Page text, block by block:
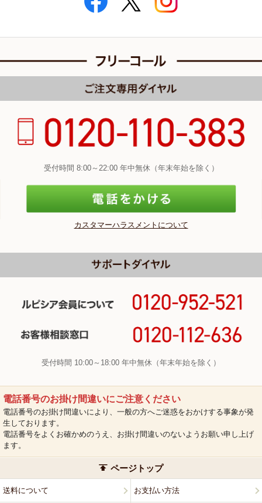
受付時間 8:00～22:00 年中無休（年末年始を除く）
カスタマーハラスメントについて
受付時間 10:00～18:00 年中無休（年末年始を除く）
電話番号のお掛け間違いにご注意ください
電話番号のお掛け間違いにより、一般の方へご迷惑をおかけする事象が発
生しております。
電話番号をよくお確かめのうえ、お掛け間違いのないようお願い申し上げ
ます。
ページトップ
送料について お支払い方法